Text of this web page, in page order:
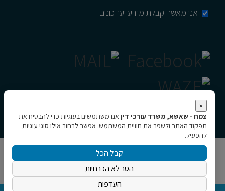
אני מאשר קבלת מידע ועדכונים
כל הזכויות שמורות © צמח - שאשא, משרד עורכי דין
×
צמח - שאשא, משרד עורכי דין אנו משתמשים בעוגיות כדי להבטיח את
תפקוד האתר ולשפר את חוויית המשתמש. אפשר לבחור אילו סוגי עוגיות
להפעיל.
קבל הכל
הסר לא הכרחיות
העדפות